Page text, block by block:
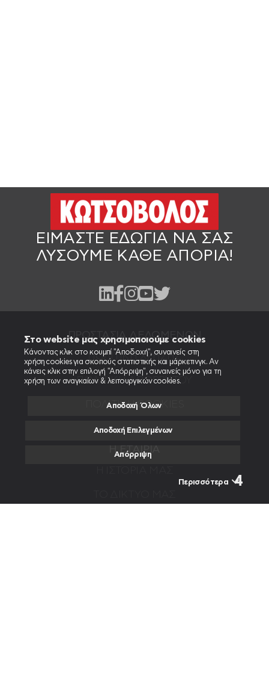
Στο website μας χρησιμοποιούμε cookies
Κάνοντας κλικ στο κουμπί "Αποδοχή", συναινείς στη
χρήση cookies για σκοπούς στατιστικής και μάρκετινγκ. Αν
κάνεις κλικ στην επιλογή "Απόρριψη", συναινείς μόνο για τη
χρήση των αναγκαίων & λειτουργικών cookies.
Αποδοχή Όλων
Αποδοχή Επιλεγμένων
Απόρριψη
Περισσότερα
ΕΙΜΑΣΤΕ ΕΔΩ ΓΙΑ ΝΑ ΣΑΣ
ΛΥΣΟΥΜΕ ΚΑΘΕ ΑΠΟΡΙΑ!
ΠΡΟΣΤΑΣΙΑ ΔΕΔΟΜΕΝΩΝ
ΠΟΛΙΤΙΚΉ ΧΡΉΣΗΣ
ΠΟΛΙΤΙΚΉ ΑΠΟΡΡΉΤΟΥ
ΠΟΛΙΤΙΚΉ COOKIES
Η ΕΤΑΙΡΙΑ